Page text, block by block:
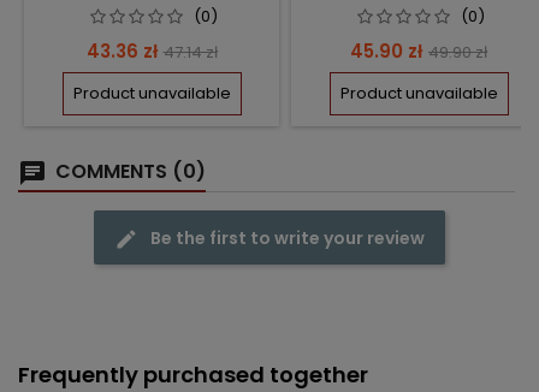
(0)
Price
43.36 zł Regular
price
47.14 zł
Product unavailable
(0)
Price
45.90 zł Regular
price
49.90 zł
Product unavailable
COMMENTS (0)
Be the first to write your review
Frequently purchased together